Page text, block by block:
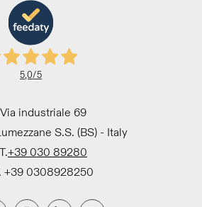
5,0/5
Via industriale 69
S.S. (BS) - Italy
T.+39 030 89280
+39 0308928250